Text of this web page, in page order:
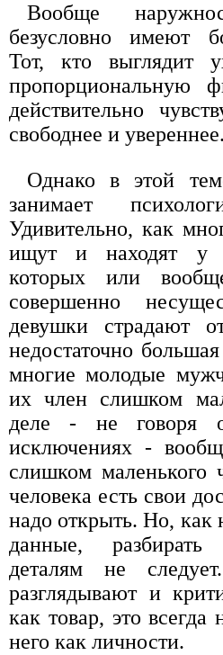
Вообще
безусловно имеют
Тот, кто выглядит
пропорциональную
действительно
свободнее и увереннее.
Однако в этой
занимает
Удивительно, как
ищут и находят у
которых или
совершенно
девушки страдают
недостаточно
многие молодые
их член слишком
деле - не говоря о
исключениях -
слишком маленького
человека есть свои
надо открыть. Но,
данные,
деталям не
разглядывают и
как товар, это всегда
него как личности.